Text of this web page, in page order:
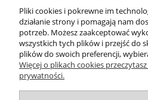
Płatności i
O nas
Pliki cookies i pokrewne im
działanie strony i pomagają nam
potrzeb. Możesz zaakceptować
wszystkich tych plików i przejść do
plików do swoich preferencji,
Więcej o plikach cookies
prywatności.